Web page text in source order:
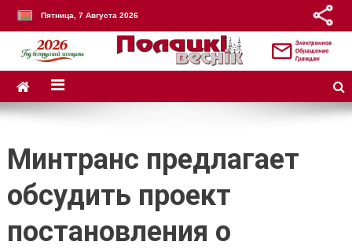
Пятница, 7 Августа 2026
Минтранс предлагает
обсудить проект
постановления о